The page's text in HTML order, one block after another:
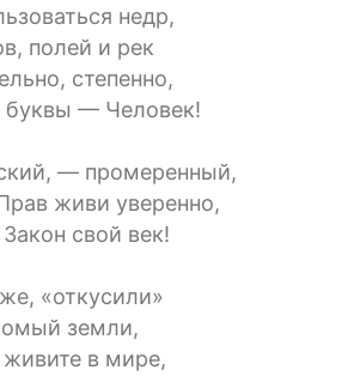
недр,
полей и рек
степенно,
буквы — Человек!
— промеренный,
живи уверенно,
свой век!
«откусили»
земли,
в мире,